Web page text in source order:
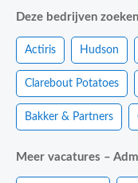
Deze bedrijven
Actiris Hudson
Clarebout Potatoes
Bakker & Partners
Meer vacatures –